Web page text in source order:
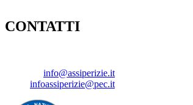
CONTATTI
info@assiperizie.it
infoassiperizie@pec.it